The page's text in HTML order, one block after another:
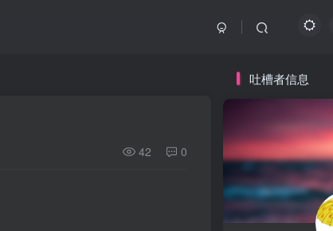
42 0
吐槽者信息